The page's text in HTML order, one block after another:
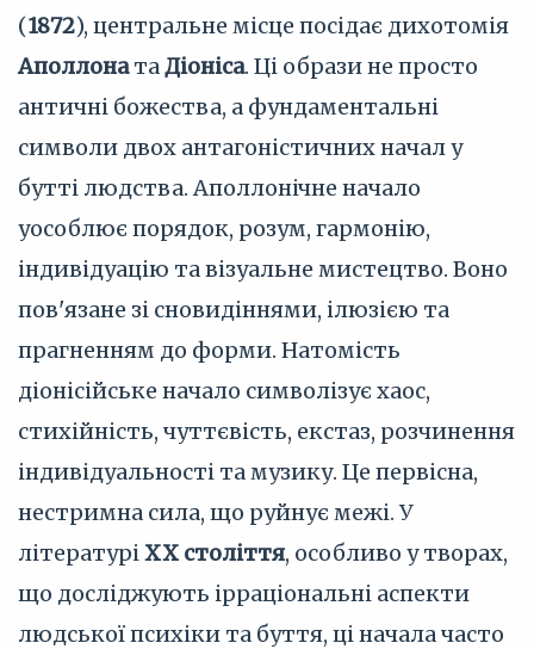
(1872), центральне місце посідає дихотомія
АполлонатаДіоніса. Ці образи не просто
античні божества, а фундаментальні
символи двох антагоністичних начал у
бутті людства. Аполлонічне начало
уособлює порядок, розум, гармонію,
індивідуацію та візуальне мистецтво. Воно
пов'язане зі сновидіннями, ілюзією та
прагненням до форми. Натомість
діонісійське начало символізує хаос,
стихійність, чуттєвість, екстаз, розчинення
індивідуальності та музику. Це первісна,
нестримна сила, що руйнує межі. У
літературіXX століття, особливо у творах,
що досліджують ірраціональні аспекти
людської психіки та буття, ці начала часто